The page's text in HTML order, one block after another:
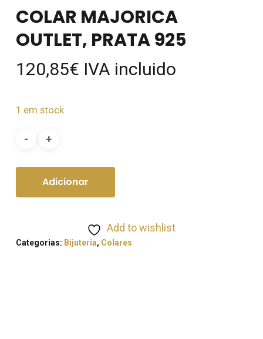
COLAR MAJORICA
OUTLET, PRATA 925
120,85€ IVA incluido
1 em stock
Adicionar
Add to wishlist
Categorias: Bijuteria, Colares